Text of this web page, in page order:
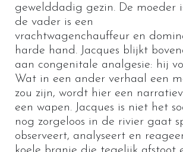
gewelddadig gezin. De moeder
de vader is een
vrachtwagenchauffeur en
harde hand. Jacques blijkt
aan congenitale analgesie: hij
Wat in een ander verhaal een
zou zijn, wordt hier een
een wapen. Jacques is niet het
nog zorgeloos in de rivier gaat
observeert, analyseert en